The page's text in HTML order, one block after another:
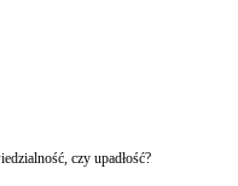
czy upadłość?